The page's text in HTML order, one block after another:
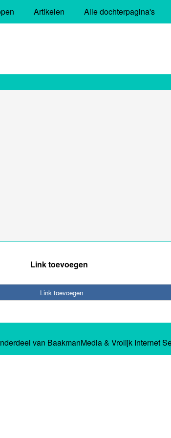
Artikelen Alle dochterpagina's
Link toevoegen
Link toevoegen
van BaakmanMedia& Vrolijk Internet